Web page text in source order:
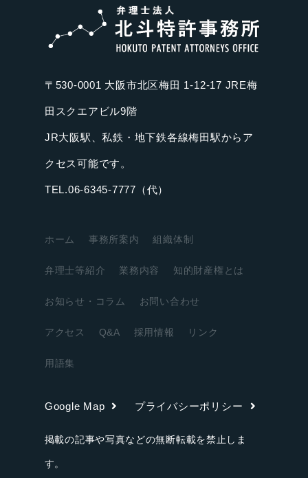
〒530-0001 大阪市北区梅田 1-12-17 JRE梅
田スクエアビル9階
JR大阪駅、私鉄・地下鉄各線梅田駅からア
クセス可能です。
TEL.06-6345-7777（代）
ホーム 事務所案内 組織体制
弁理士等紹介 業務内容 知的財産権とは
お知らせ・コラム お問い合わせ
アクセス Q&A 採用情報 リンク
用語集
Google Map プライバシーポリシー
掲載の記事や写真などの無断転載を禁止しま
す。